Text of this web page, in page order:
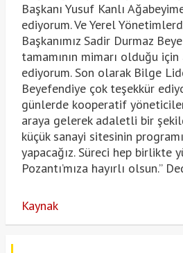
Başkanı Yusuf Kanlı
ediyorum. Ve Yerel
Başkanımız Sadir Durmaz
tamamının mimarı olduğu
ediyorum. Son olarak Bilge
Beyefendiye çok teşekkür
günlerde kooperatif
araya gelerek adaletli bir
küçük sanayi sitesinin
yapacağız. Süreci hep birlikte
Pozantı’mıza hayırlı olsun.”
Kaynak